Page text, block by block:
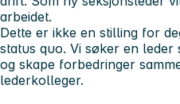
arbeidet.
Dette er ikke en stilling for
status quo. Vi søker en
og skape forbedringer
lederkolleger.